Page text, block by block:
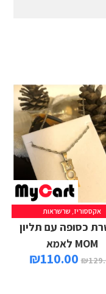
הוספה לסל
אקססוריז, שרשראות
כסופה עם תליון
MOM לאמא
₪
₪110.00